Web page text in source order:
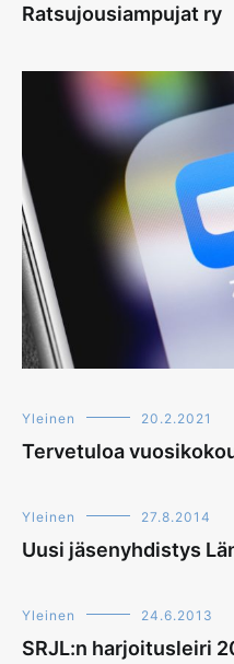
Ratsujousiampujat ry
Yleinen 20.2.2021
Tervetuloa
Yleinen 27.8.2014
Uusi jäsenyhdistys
Yleinen 24.6.2013
SRJL:n harjoitusleiri